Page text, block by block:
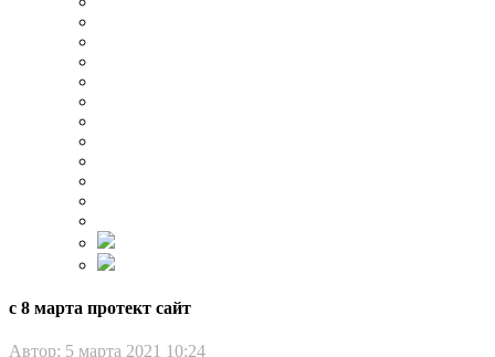
с 8 марта протект сайт
Автор: 5 марта 2021 10:24